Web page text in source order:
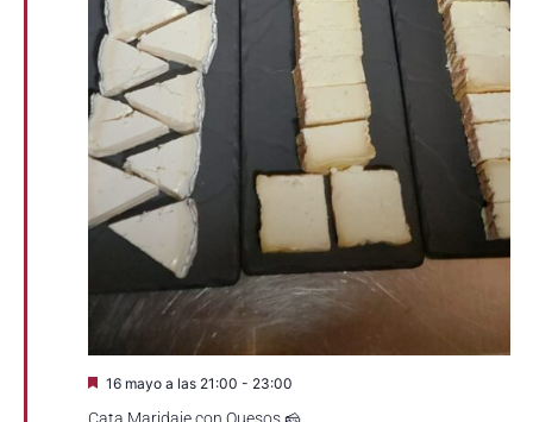
Cata Maridaje con Quesos 🧀
Destacado
16 mayo a las 21:00 - 23:00